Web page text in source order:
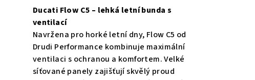
Ducati Flow C5 – lehká letní bunda s
ventilací
Navržena pro horké letní dny, Flow C5 od
Drudi Performance kombinuje maximální
ventilaci s ochranou a komfortem. Velké
síťované panely zajišťují skvělý proud